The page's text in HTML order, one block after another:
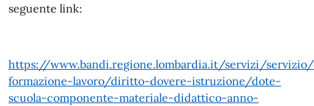
seguente link:
https://www.bandi.regione.lombardia.it/servizi/
formazione-lavoro/diritto-dovere-istruzione/dote-
scuola-componente-materiale-didattico-anno-